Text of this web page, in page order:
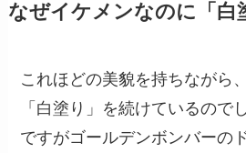
なぜイケメンなのに「白
これほどの美貌を持ちながら
「白塗り」を続けているので
ですがゴールデンボンバーの